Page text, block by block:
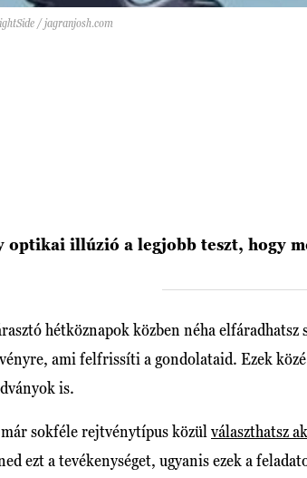
/ jagranjosh.com
optikai illúzió a legjobb teszt, hogy
hétköznapok közben néha
ami felfrissíti a gondolataid. Ezek
is.
sokféle rejtvénytípus közül választhatsz
ezt a tevékenységet, ugyanis ezek a